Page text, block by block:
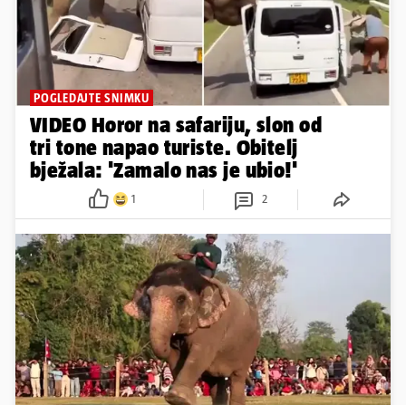
POGLEDAJTE SNIMKU
VIDEO Horor na safariju, slon od
tri tone napao turiste. Obitelj
bježala: 'Zamalo nas je ubio!'
1 2